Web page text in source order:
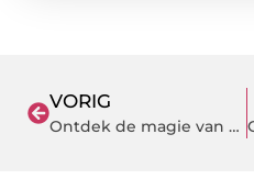
VORIG
Ontdek de magie van schaatsbaan in Maassluis